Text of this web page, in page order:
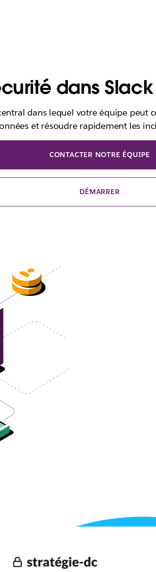
dans Slack
dans lequel votre équipe peut
et résoudre rapidement les
CONTACTER NOTRE ÉQUIPE
DÉMARRER